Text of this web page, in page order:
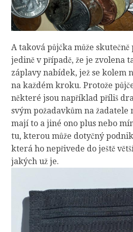
A taková půjčka může skutečně
jedině v případě, že je zvolena
záplavy nabídek, jež se kolem
na každém kroku. Protože
některé jsou například příliš
svým požadavkům na žadatele
mají to a jiné ono plus nebo
tu, kterou může dotyčný
která ho nepřivede do ještě
jakých už je.